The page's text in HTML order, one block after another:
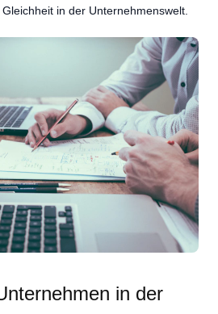
in der Unternehmenswelt.
in der